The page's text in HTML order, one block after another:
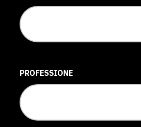
PROFESSIONE